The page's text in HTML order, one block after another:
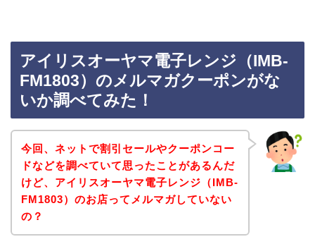
アイリスオーヤマ電子レンジ（IMB-
FM1803）のメルマガクーポンがな
いか調べてみた！
今回、ネットで割引セールやクーポンコー
ドなどを調べていて思ったことがあるんだ
けど、アイリスオーヤマ電子レンジ（IMB-
FM1803）のお店ってメルマガしていない
の？